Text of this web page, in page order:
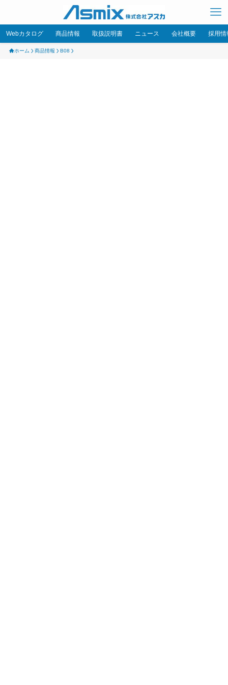
Webカタログ 商品情報 取扱説明書 ニュース 会社概要 採用情
ホーム 商品情報 B08